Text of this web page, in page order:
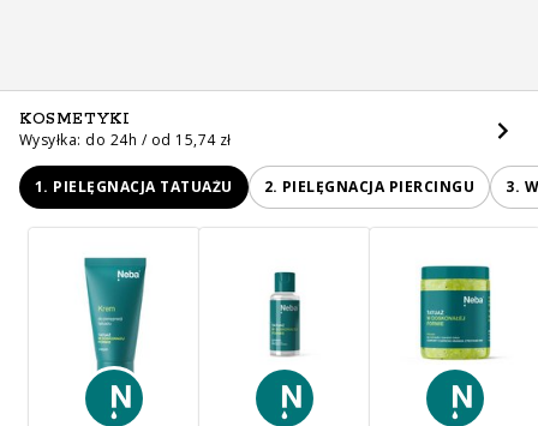
KOSMETYKI
Wysyłka: do 24h / od 15,74 zł
1. PIELĘGNACJA TATUAŻU 2. PIELĘGNACJA PIERCINGU 3.